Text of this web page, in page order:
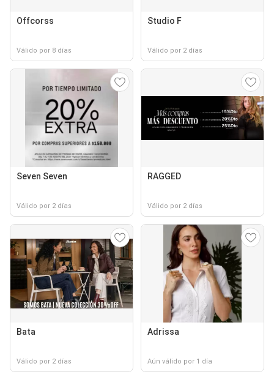
Offcorss
Válido por 8 días
Studio F
Válido por 2 días
Seven Seven
Válido por 2 días
RAGGED
Válido por 2 días
Bata
Válido por 2 días
Adrissa
Aún válido por 1 día